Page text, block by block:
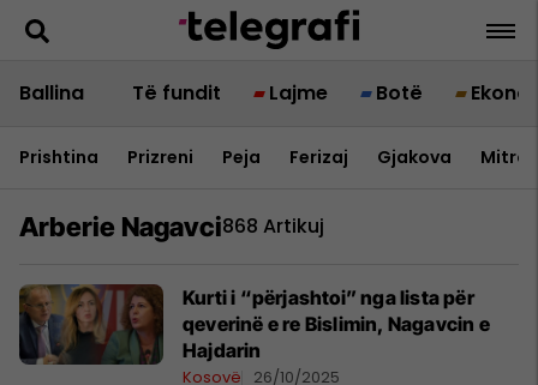
Ballina Të fundit Lajme Botë
Prishtina Prizreni Peja Ferizaj Gjakova
Arberie Nagavci868 Artikuj
Kurti i “përjashtoi” nga lista për
qeverinë e re Bislimin, Nagavcin e
Hajdarin
Kosovë 26/10/2025